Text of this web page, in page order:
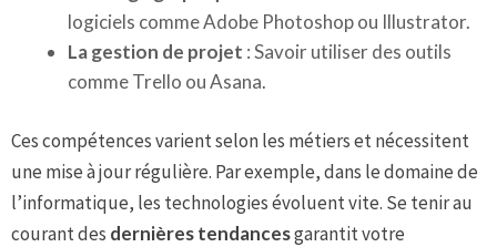
logiciels comme Adobe Photoshop ou Illustrator.
La gestion de projet : Savoir utiliser des outils
comme Trello ou Asana.
Ces compétences varient selon les métiers et nécessitent
une mise à jour régulière. Par exemple, dans le domaine de
l’informatique, les technologies évoluent vite. Se tenir au
courant des dernières tendancesgarantit votre